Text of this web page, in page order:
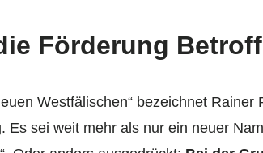
Förderung
Westfälischen“ bezeichnet
Es sei weit mehr als nur ein neuer